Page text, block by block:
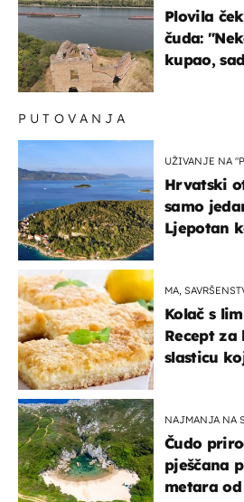
Plovila
čuda:
kupao,
PUTOVANJA
UŽIVANJE NA
Hrvatski
samo
Ljepotan
MA,
Kolač s
Recept za
slasticu
NAJMANJA NA
Čudo
pješčana
metara